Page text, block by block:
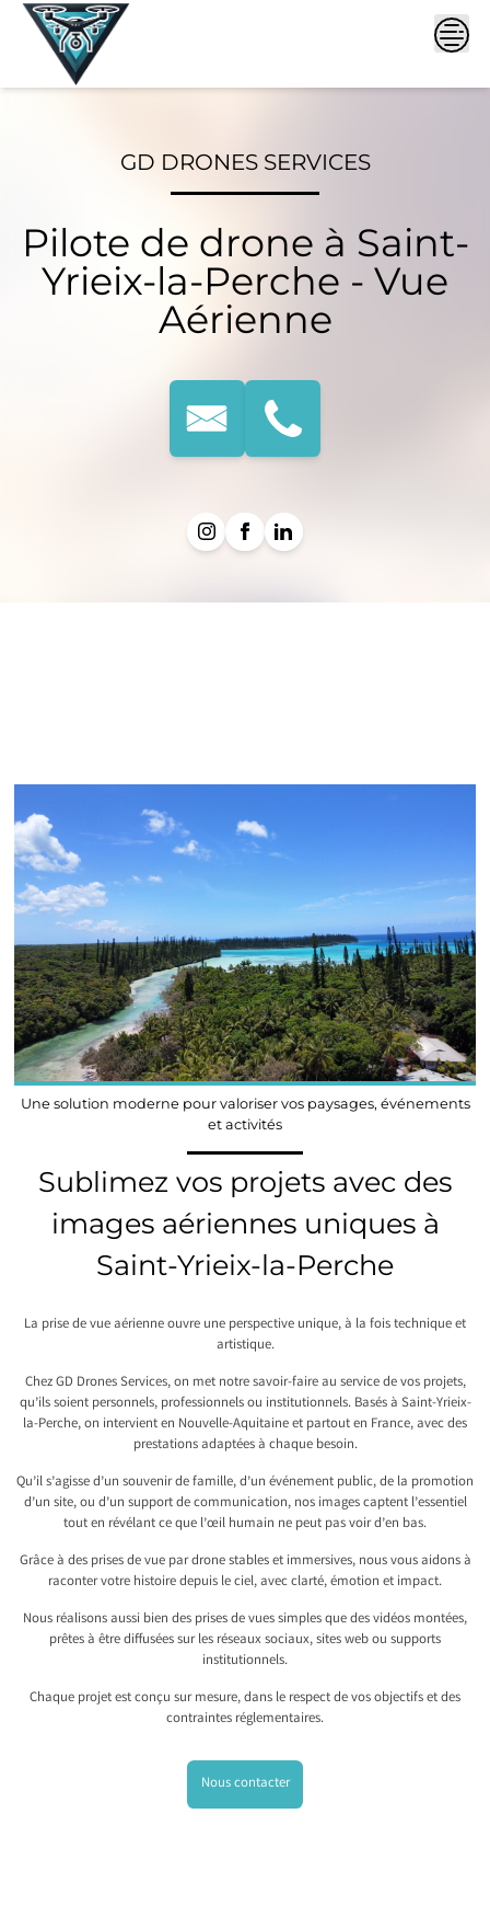
Skip
GD DRONES SERVICES
Pilote de drone à Saint-
Yrieix-la-Perche - Vue
Aérienne
Une solution moderne pour valoriser vos paysages, événements
et activités
Sublimez vos projets avec des
images aériennes uniques à
Saint-Yrieix-la-Perche
La prise de vue aérienne ouvre une perspective unique, à la fois technique et
artistique.
Chez GD Drones Services, on met notre savoir-faire au service de vos projets,
qu’ils soient personnels, professionnels ou institutionnels. Basés à Saint-Yrieix-
la-Perche, on intervient en Nouvelle-Aquitaine et partout en France, avec des
prestations adaptées à chaque besoin.
Qu’il s’agisse d’un souvenir de famille, d’un événement public, de la promotion
d’un site, ou d’un support de communication, nos images captent l’essentiel
tout en révélant ce que l’œil humain ne peut pas voir d’en bas.
Grâce à des prises de vue par drone stables et immersives, nous vous aidons à
raconter votre histoire depuis le ciel, avec clarté, émotion et impact.
Nous réalisons aussi bien des prises de vues simples que des vidéos montées,
prêtes à être diffusées sur les réseaux sociaux, sites web ou supports
institutionnels.
Chaque projet est conçu sur mesure, dans le respect de vos objectifs et des
contraintes réglementaires.
Nous contacter